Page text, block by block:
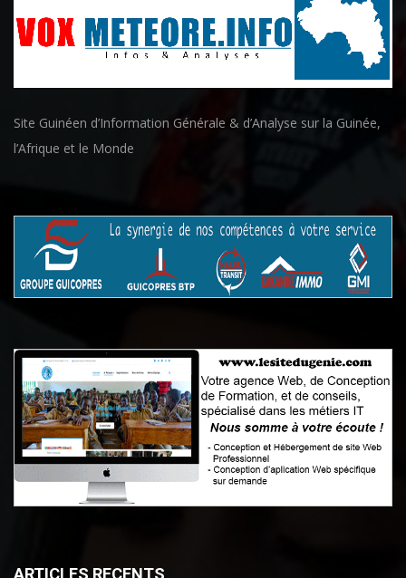
Site Guinéen d’Information Générale & d’Analyse sur la Guinée,
l’Afrique et le Monde
ARTICLES RECENTS